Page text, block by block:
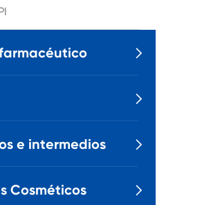


e intermedios 
Cosméticos 